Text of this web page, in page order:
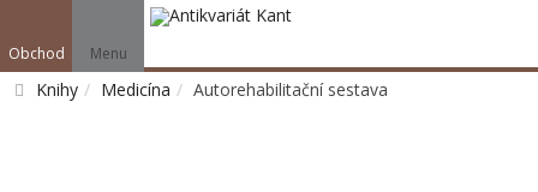
Obchod Menu
Knihy Medicína Autorehabilitační sestava